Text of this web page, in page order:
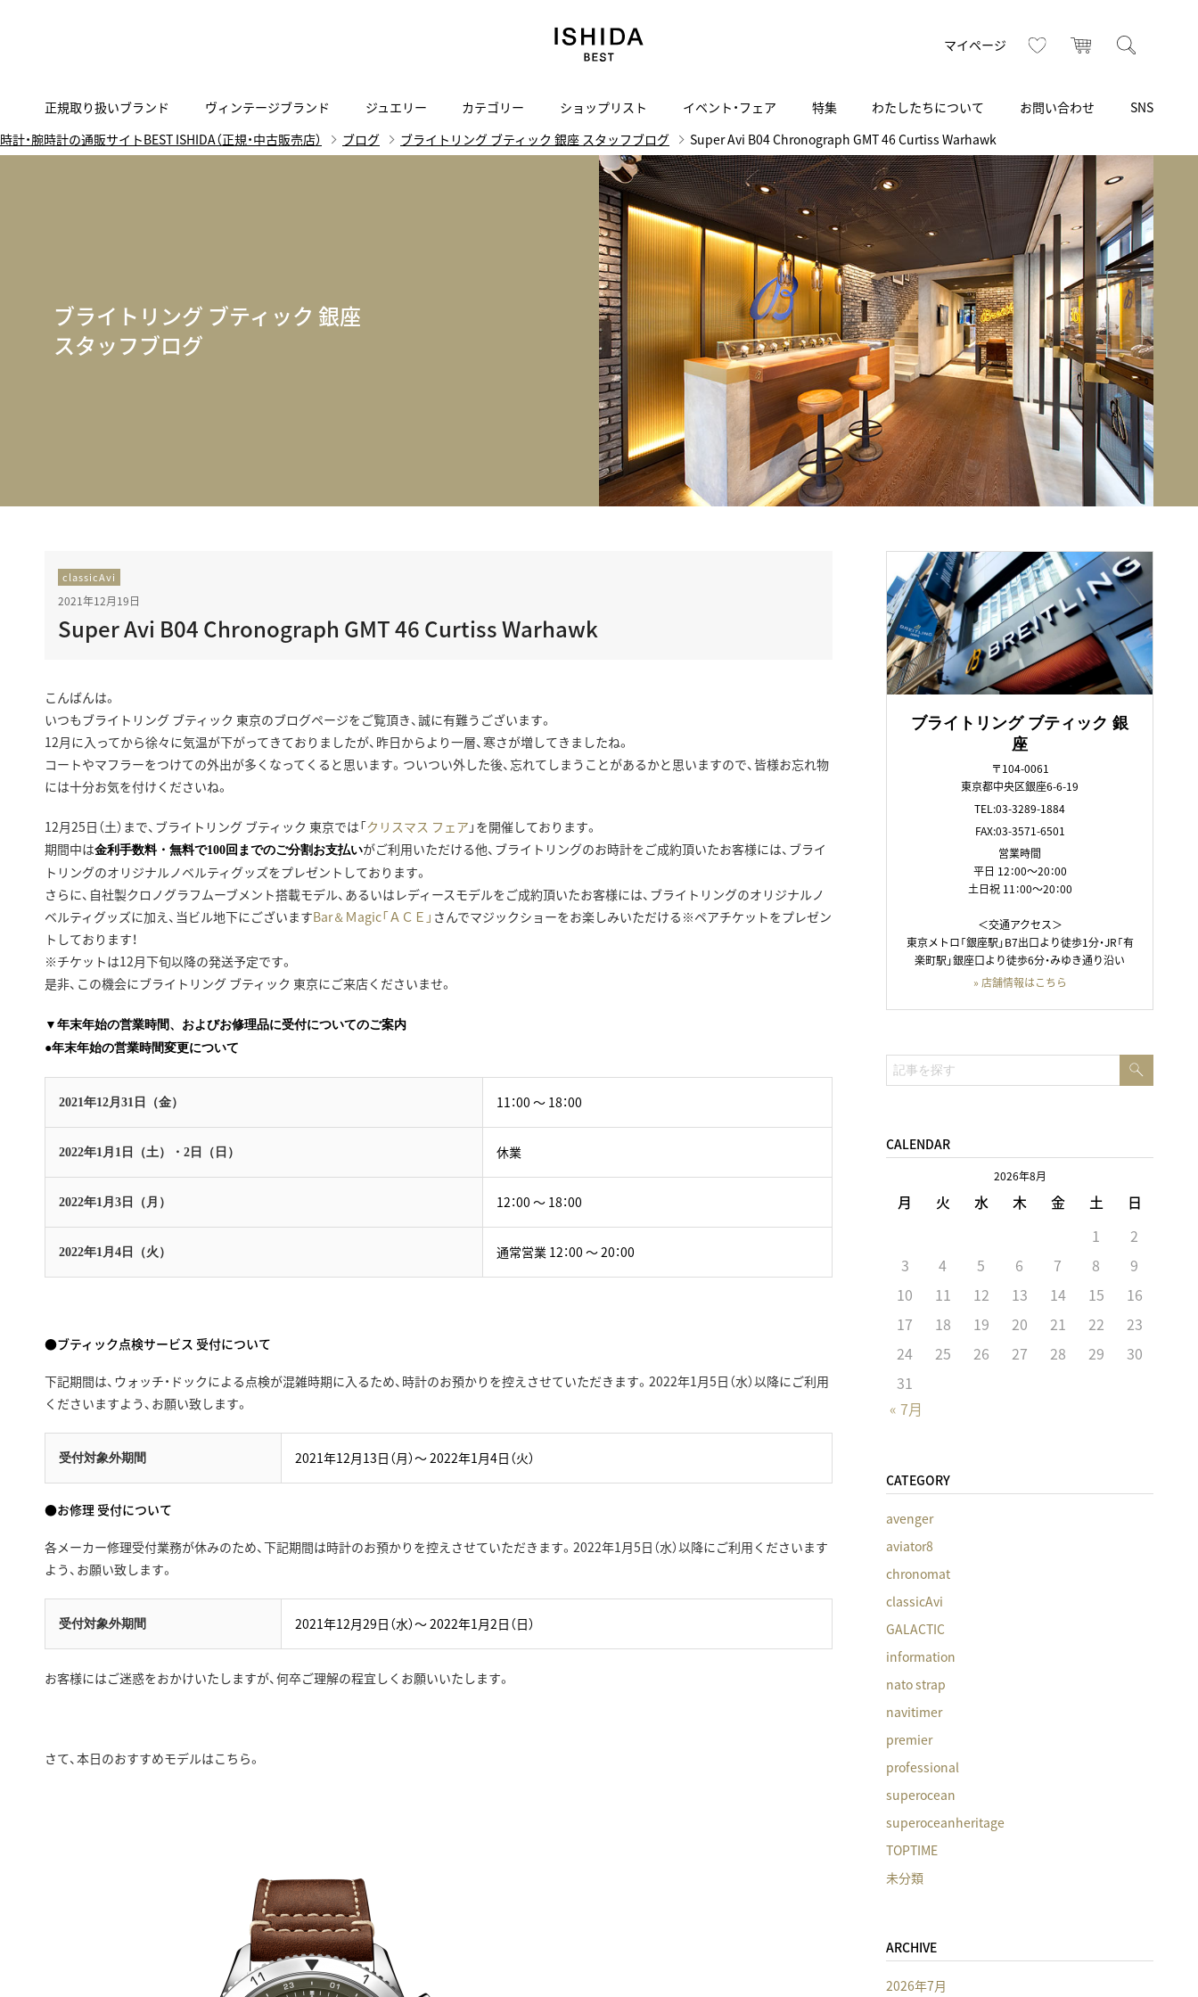
マイページ お気に入りカート
正規取り扱いブランド
A B C D E F G H I J K L M N O P R S T U V
amazfit
アマズフィット
AMIDA
アミダ
エンジェルクローバー エンジェルハート
ARMINSTROM
アーミンシュトローム
Arnold & Son
アーノルド＆サン
ASTRON
正規取り扱いブランド一覧はこちら
ヴィンテージブランド
買取り・下取り・委託サービスについて
検索
ヴィンテージブランド一覧はこちら
ジュエリー カテゴリー
ヴィンテージブランド
スマートウォッチ
ジュエリー
ISHIDA いいモノ Selection
いいモノ Gift selection
i.s.d.(アイエスディー)
ショップリスト
ISHIDA表参道 ISHIDA N43°（札幌）
Luxury Time Lounge ブライトリング ブティック 銀座
ブライトリング ブティック GINZA SIX IWC 表参道ブティック BEST VINTAGE新宿
BEST VINTAGEヒューリックスクエア札幌
ショップリスト一覧はこちら
イベント・フェア 特集 わたしたちについて
代表メッセージ 会社概要 サービス CSR
お問い合わせ
お問い合わせ ご来店の予約 オンライン相談 買取り・下取り・委託サービス
SNS
INSTAGRAM
TikTok
LINE
時計・腕時計の通販サイトBEST ISHIDA（正規・中古販売店） ブログ ブライトリング ブティック 銀座 スタッフブログ Super Avi B04 Chronograph GMT 46 Curtiss Warhawk
ブライトリング ブティック 銀座
スタッフブログ
classicAvi
2021年12月19日
Super Avi B04 Chronograph GMT 46 Curtiss Warhawk
こんばんは。
いつもブライトリング ブティック 東京のブログページをご覧頂き、誠に有難うございます。
12月に入ってから徐々に気温が下がってきておりましたが、昨日からより一層、寒さが増してきましたね。
コートやマフラーをつけての外出が多くなってくると思います。ついつい外した後、忘れてしまうことがあるかと思いますので、皆様お忘れ物
には十分お気を付けくださいね。
12月25日（土）まで、ブライトリング ブティック 東京では「クリスマス フェア 」を開催しております。
期間中は金利手数料・無料で100回までのご分割お支払いがご利用いただける他、ブライトリングのお時計をご成約頂いたお客様には、ブライ
トリングのオリジナルノベルティグッズをプレゼントしております。
さらに、自社製クロノグラフムーブメント搭載モデル、あるいはレディースモデルをご成約頂いたお客様には、ブライトリングのオリジナルノ
ベルティグッズに加え、当ビル地下にございますBar＆Ｍagic「ＡＣＥ」 さんでマジックショーをお楽しみいただける※ペアチケットをプレゼン
トしております！
※チケットは12月下旬以降の発送予定です。
是非、この機会にブライトリング ブティック 東京にご来店くださいませ。
▼年末年始の営業時間、およびお修理品に受付についてのご案内
●年末年始の営業時間変更について
2021年12月31日（金） 11：00 ～ 18：00
2022年1月1日（土）・2日（日） 休業
2022年1月3日（月） 12：00 ～ 18：00
2022年1月4日（火） 通常営業 12：00 ～ 20：00
●ブティック点検サービス 受付について
下記期間は、ウォッチ・ドックによる点検が混雑時期に入るため、時計のお預かりを控えさせていただきます。2022年1月5日（水）以降にご利用
くださいますよう、お願い致します。
受付対象外期間 2021年12月13日（月）～ 2022年1月4日（火）
●お修理 受付について
各メーカー修理受付業務が休みのため、下記期間は時計のお預かりを控えさせていただきます。2022年1月5日（水）以降にご利用くださいます
よう、お願い致します。
受付対象外期間 2021年12月29日（水）～ 2022年1月2日（日）
お客様にはご迷惑をおかけいたしますが、何卒ご理解の程宜しくお願いいたします。
さて、本日のおすすめモデルはこちら。
ブライトリング ブティック 銀
座
〒104-0061
東京都中央区銀座6-6-19
TEL:03-3289-1884
FAX:03-3571-6501
営業時間
平日 12：00～20：00
土日祝 11：00～20：00
＜交通アクセス＞
東京メトロ「銀座駅」B7出口より徒歩1分・JR「有
楽町駅」銀座口より徒歩6分・みゆき通り沿い
» 店舗情報はこちら
検
索:
CALENDAR
2026年8月
月 火 水 木 金 土 日
« 7月
1
2
3
4 5 6 7 8
9
10
11 12 13 14 15
16
17
18 19 20 21 22
23
24
25 26 27 28 29
30
31
CATEGORY
avenger
aviator8
chronomat
classicAvi
GALACTIC
information
nato strap
navitimer
premier
professional
superocean
superoceanheritage
TOPTIME
未分類
ARCHIVE
2026年7月